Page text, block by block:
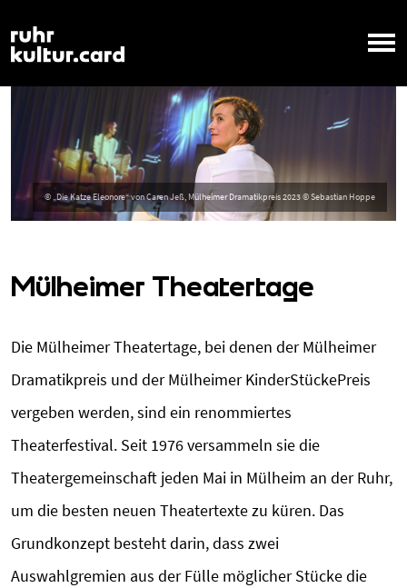
Mülheimer Theatertage
Die Mülheimer Theatertage, bei denen der Mülheimer
Dramatikpreis und der Mülheimer KinderStückePreis
vergeben werden, sind ein renommiertes
Theaterfestival. Seit 1976 versammeln sie die
Theatergemeinschaft jeden Mai in Mülheim an der Ruhr,
um die besten neuen Theatertexte zu küren. Das
Grundkonzept besteht darin, dass zwei
Auswahlgremien aus der Fülle möglicher Stücke die